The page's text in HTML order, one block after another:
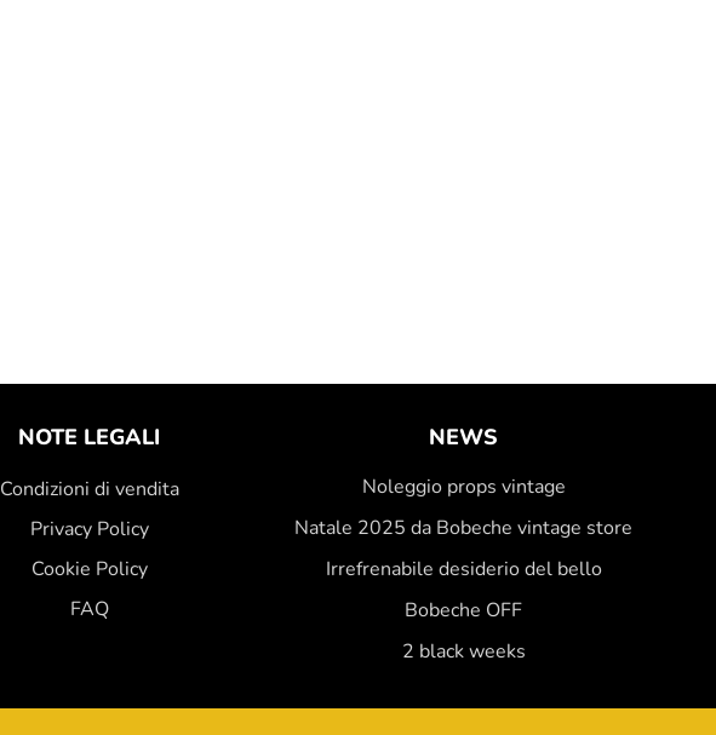
NOTE LEGALI
Condizioni di vendita
Privacy Policy
Cookie Policy
FAQ
NEWS
Noleggio props vintage
Natale 2025 da Bobeche vintage store
Irrefrenabile desiderio del bello
Bobeche OFF
2 black weeks